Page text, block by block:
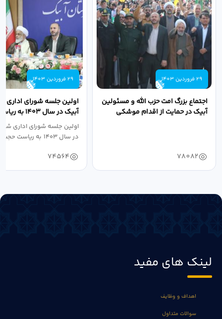
29 فروردین 1403
اجتماع بزرگ امت حزب الله و مسئولین
آبیک در حمایت از اقدام موشکی
78082
29 فروردین 1403
اولین جلسه شورای اداری
آبیک در سال
اله مددخانی...
اولین جلسه شورای اداری
در سال ۱۴۰۳ به ریاست حجت اله...
74564
لینک های مفید
اهداف و وظایف
سوالات متداول